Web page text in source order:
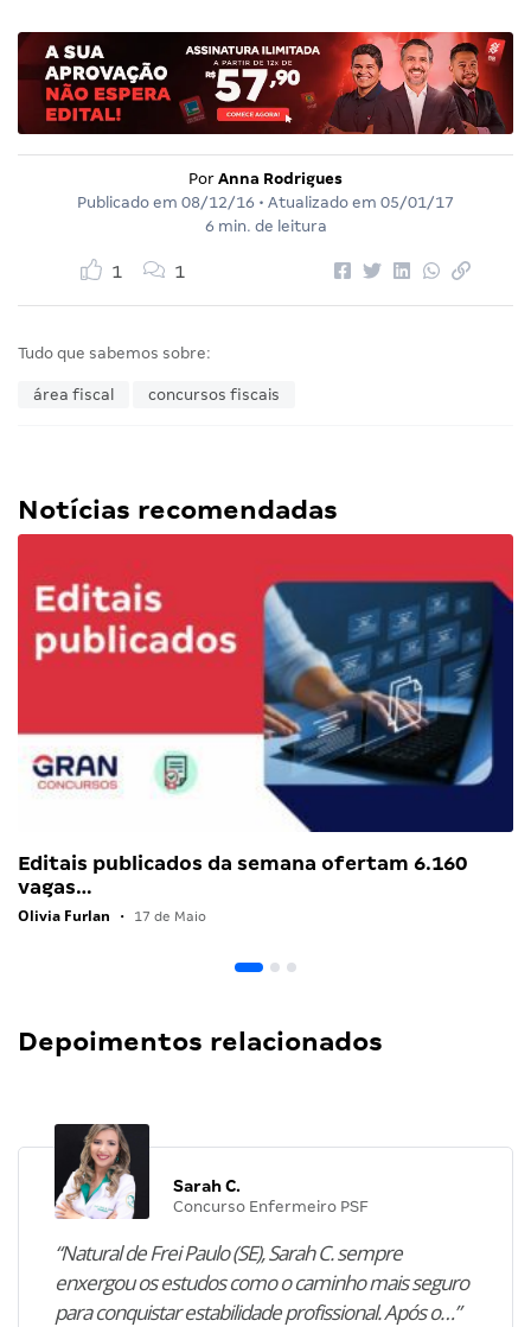
Por Anna Rodrigues
Publicado em 08/12/16 • Atualizado em 05/01/17
6 min. de leitura
1 1
Tudo que sabemos sobre:
área fiscal concursos fiscais
Notícias recomendadas
Editais publicados da semana ofertam 6.160
vagas…
Olivia Furlan • 17 de Maio
Depoimentos relacionados
Sarah C.
Concurso Enfermeiro PSF
“Natural de Frei Paulo (SE), Sarah C. sempre
enxergou os estudos como o caminho mais seguro
para conquistar estabilidade profissional. Após o…”